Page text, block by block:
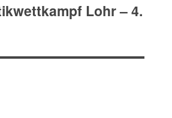
Lohr – 4.